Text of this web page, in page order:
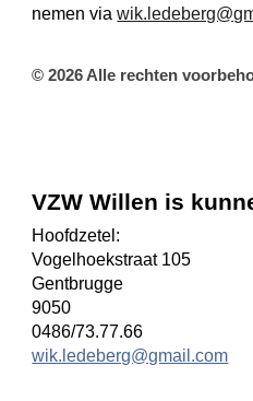
nemen via
© 2026 Alle rechten
VZW Willen is
Hoofdzetel:
Vogelhoekstraat 105
Gentbrugge
9050
0486/73.77.66
wik.ledeberg@gmail.com